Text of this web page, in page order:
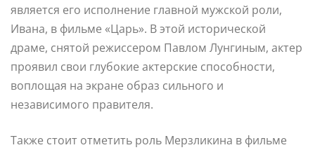
является его исполнение главной мужской роли,
Ивана, в фильме «Царь». В этой исторической
драме, снятой режиссером Павлом Лунгиным, актер
проявил свои глубокие актерские способности,
воплощая на экране образ сильного и
независимого правителя.
Также стоит отметить роль Мерзликина в фильме